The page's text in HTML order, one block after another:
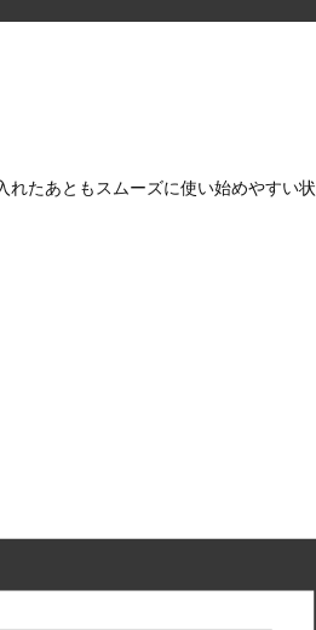
れたあともスムーズに使い始めやすい